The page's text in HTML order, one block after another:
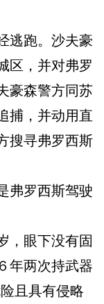
跑。沙夫豪
区，并对弗罗
豪森警方同苏
捕，并动用直
搜寻弗罗西斯
罗西斯驾驶
，眼下没有固
年两次持武器
且具有侵略